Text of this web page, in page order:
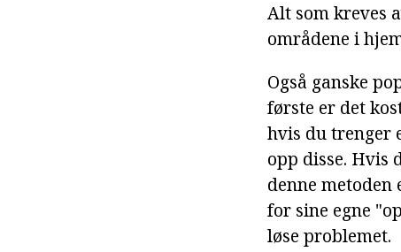
Alt som kreves
områdene i
Også ganske
første er det
hvis du trenger
opp disse. Hvis
denne
for sine egne
løse problemet.